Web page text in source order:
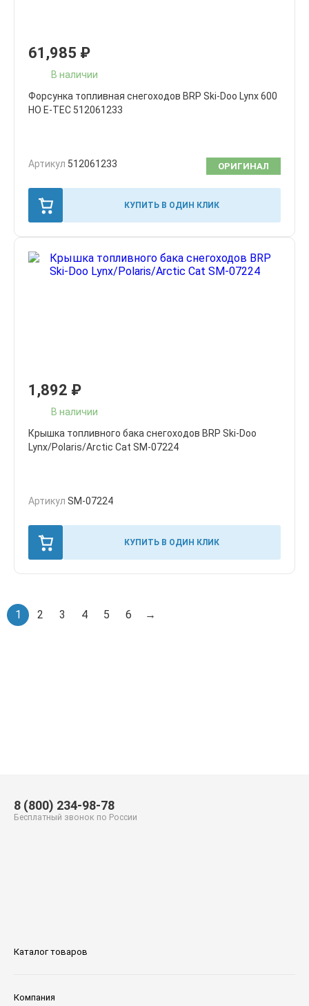
61,985 ₽
В наличии
Форсунка топливная снегоходов BRP Ski-Doo Lynx 600
HO E-TEC 512061233
Артикул 512061233 ОРИГИНАЛ
КУПИТЬ В ОДИН КЛИК
1,892 ₽
В наличии
Крышка топливного бака снегоходов BRP Ski-Doo
Lynx/Polaris/Arctic Cat SM-07224
Артикул SM-07224
КУПИТЬ В ОДИН КЛИК
1 2 3 4 5 6 →
Каталог товаров
Компания
8 (800) 234-98-78
Бесплатный звонок по России